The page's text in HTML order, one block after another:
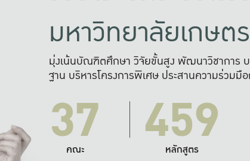
มหาวิทยาลัยเกษต
มุ่งเน้นบัณฑิตศึกษา วิจัยขั้นสูง พัฒนาวิชาการ
ฐาน บริหารโครงการพิเศษ ประสานความร่วมมื
37
คณะ 459
หลักสูตร